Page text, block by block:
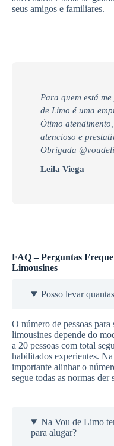
seus amigos e familiares.
Para quem está
de Limo é uma
Ótimo
atencioso e
Obrigada
Leila Viega
FAQ – Perguntas
Limousines
Posso levar
O número de pessoas para
limousines depende do
a 20 pessoas com total
habilitados experientes.
importante alinhar o
segue todas as normas der
Na Vou de Limo
para alugar?